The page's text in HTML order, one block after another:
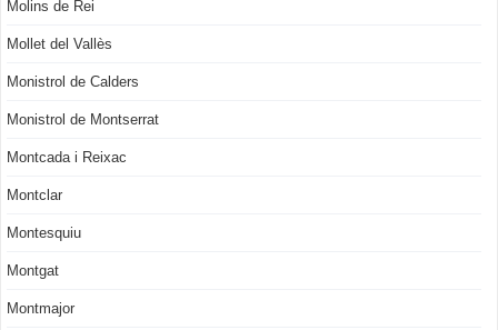
Molins de Rei
Mollet del Vallès
Monistrol de Calders
Monistrol de Montserrat
Montcada i Reixac
Montclar
Montesquiu
Montgat
Montmajor